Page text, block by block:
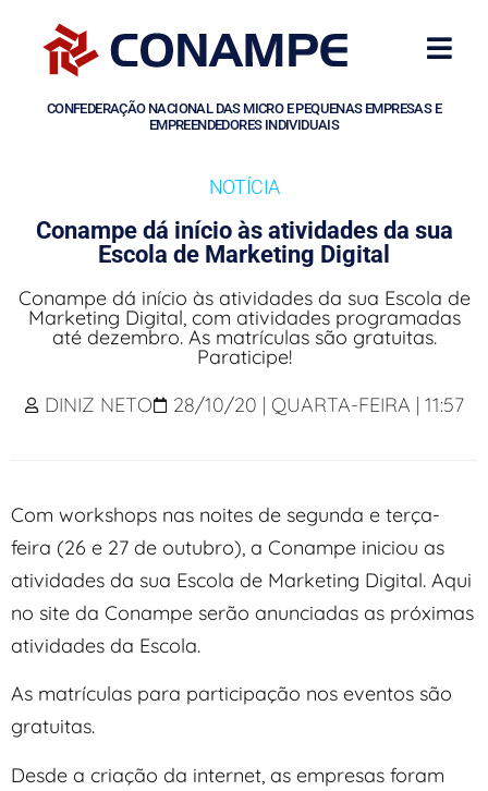
CONFEDERAÇÃO NACIONAL DAS MICRO E PEQUENAS EMPRESAS E
EMPREENDEDORES INDIVIDUAIS
NOTÍCIA
Conampe dá início às atividades da sua
Escola de Marketing Digital
Conampe dá início às atividades da sua Escola de
Marketing Digital, com atividades programadas
até dezembro. As matrículas são gratuitas.
Paraticipe!
DINIZ NETO
28/10/20 | QUARTA-FEIRA | 11:57
Com workshops nas noites de segunda e terça-
feira (26 e 27 de outubro), a Conampe iniciou as
atividades da sua Escola de Marketing Digital. Aqui
no site da Conampe serão anunciadas as próximas
atividades da Escola.
As matrículas para participação nos eventos são
gratuitas.
Desde a criação da internet, as empresas foram